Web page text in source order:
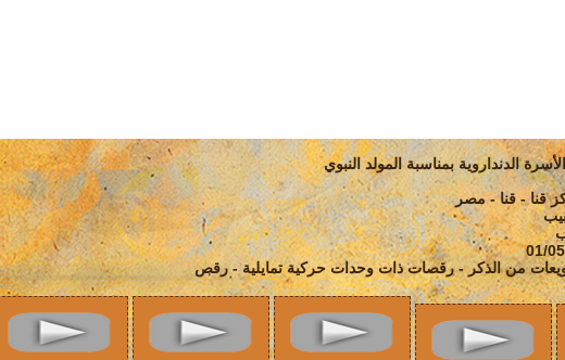
الدنداروية بمناسبة المولد النبوي
قنا - قنا - مصر
من الذكر - رقصات ذات وحدات حركية تمايلية - رقص